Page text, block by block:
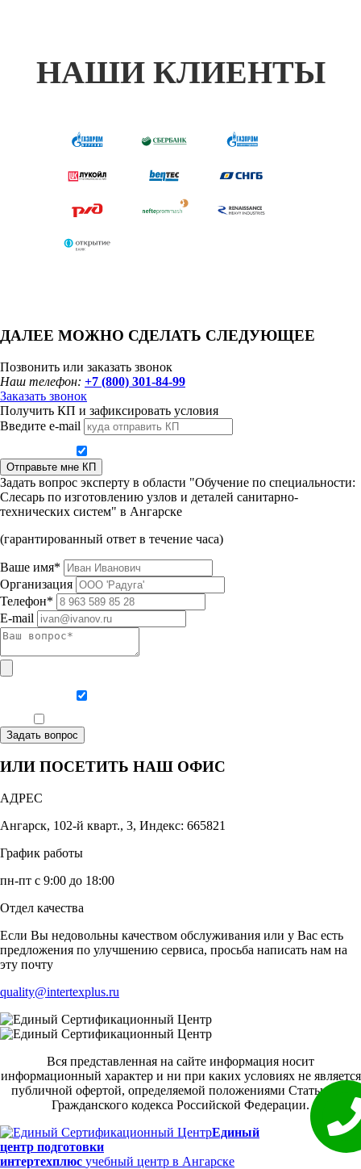
НАШИ КЛИЕНТЫ
ДАЛЕЕ МОЖНО СДЕЛАТЬ СЛЕДУЮЩЕЕ
Позвонить или заказать звонок
Наш телефон: +7 (800) 301-84-99
Заказать звонок
Получить КП и зафиксировать условия
Введите e-mail
Отправьте мне КП
Задать вопрос эксперту в области "Обучение по специальности:
Слесарь по изготовлению узлов и деталей санитарно-
технических систем" в Ангарске
(гарантированный ответ в течение часа)
Ваше имя*
Организация
Телефон*
E-mail
Задать вопрос
ИЛИ ПОСЕТИТЬ НАШ ОФИС
АДРЕС
Ангарск, 102-й кварт., 3, Индекс: 665821
График работы
пн-пт с 9:00 до 18:00
Отдел качества
Если Вы недовольны качеством обслуживания или у Вас есть
предложения по улучшению сервиса, просьба написать нам на
эту почту
quality@intertexplus.ru
Вся представленная на сайте информация носит
информационный характер и ни при каких условиях не является
публичной офертой, определяемой положениями Статьи 437
Гражданского кодекса Российской Федерации.
Единый
центр подготовки
интертехплюс учебный центр в Ангарске